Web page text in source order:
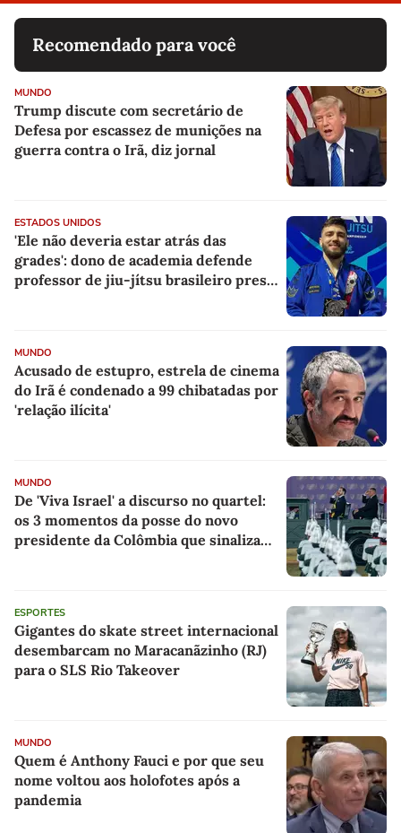
Recomendado para você
MUNDO
Trump discute com secretário de
Defesa por escassez de munições na
guerra contra o Irã, diz jornal
ESTADOS UNIDOS
'Ele não deveria estar atrás das
grades': dono de academia defende
professor de jiu-jítsu brasileiro preso
MUNDO
Acusado de estupro, estrela de cinema
do Irã é condenado a 99 chibatadas por
'relação ilícita'
MUNDO
De 'Viva Israel' a discurso no quartel:
os 3 momentos da posse do novo
presidente da Colômbia que sinalizam
ESPORTES
Gigantes do skate street internacional
desembarcam no Maracanãzinho (RJ)
para o SLS Rio Takeover
MUNDO
Quem é Anthony Fauci e por que seu
nome voltou aos holofotes após a
pandemia